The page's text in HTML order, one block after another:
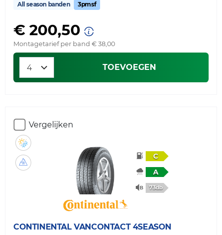
All season banden 3pmsf
€ 200,50
Montagetarief per band € 38,00
TOEVOEGEN
Vergelijken
C
A
73db
CONTINENTAL VANCONTACT 4SEASON